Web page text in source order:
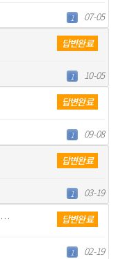
1 07-05
답변완료
1 10-05
답변완료
1 09-08
답변완료
1 03-19
답변완료
1 02-19